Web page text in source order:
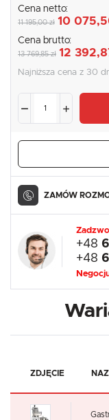
Cena netto:
11 195,00 zł 10
Cena brutto:
13 769,85 zł 12
Najniższa cena z 30
ZAMÓW
+48
+48
ZDJĘCIE